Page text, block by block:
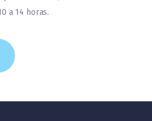
a 14 horas.